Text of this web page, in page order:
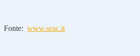
Fonte: www.seac.it